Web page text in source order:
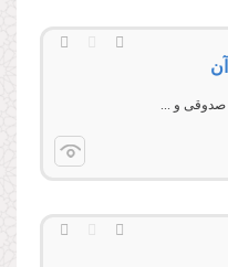
صدوقی و ...